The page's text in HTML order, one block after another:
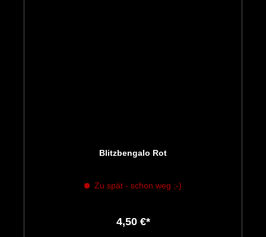
Blitzbengalo Rot
Zu spät - schon weg ;-)
4,50 €*